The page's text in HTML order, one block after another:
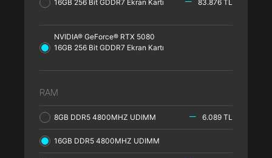
16GB 256 Bit GDDR7 Ekran Kartı
83.876 TL
NVIDIA® GeForce® RTX 5080
16GB 256 Bit GDDR7 Ekran Kartı
RAM
8GB DDR5 4800MHZ UDIMM 6.089 TL
16GB DDR5 4800MHZ UDIMM